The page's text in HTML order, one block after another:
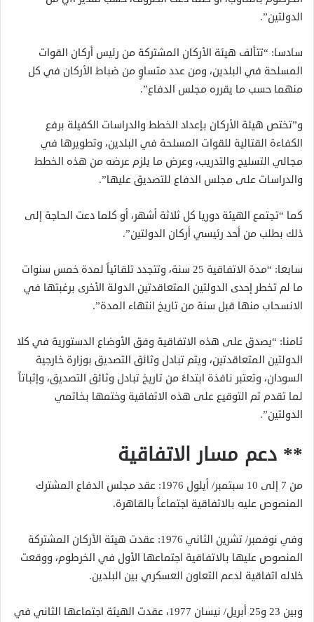
الدولتين”.
سادسا: “تتألف هيئة الأركان المشتركة من رئيس أركان القوات
المسلحة في البلدين، ومن عدد متساوٍ من ضباط الأركان في كل
منهما حسب ما يقرره مجلس الدفاع”.
و”تختص هيئة الأركان بإعداد الخطط والدراسات الكفيلة برفع
الكفاءة القتالية للقوات المسلحة في البلدين، وتطويرها في
مجالي التسليح والتدريب، وعرض ما يلزم عرضه من هذه الخطط
والدراسات على مجلس الدفاع للتصديق عليها”.
كما “تجتمع الهيئة دوريا كل ثلاثة أشهر، أو كلما دعت الحاجة إلى
ذلك بطلب من أحد رئيسي أركان الدولتين”.
سابعا: “مدة الاتفاقية 25 سنة، وتتجدد تلقائياً لمدة خمس سنوات
ما لم تخطر إحدى الدولتين المتعاقدتين الدولة الأخرى برغبتها في
الانسحاب منها قبل سنة من تاريخ انتهاء المدة”.
ثامنا: “يصدق على هذه الاتفاقية وفق الأوضاع الدستورية في كلا
الدولتين المتعاقدتين، ويتم تبادل وثائق التصديق بوزارة خارجية
السودان، وتعتبر نافذة ابتداءً من تاريخ تبادل وثائق التصديق، وإثباتاً
لما تقدم تم التوقيع على هذه الاتفاقية وختمها بخاتمي
الدولتين”.
** دعم مسار الاتفاقية
من 7 إلى 10 سبتمبر/ أيلول 1976: عقد مجلس الدفاع المشترك
المنصوص عليه بالاتفاقية اجتماعاً بالقاهرة.
وفي نوفمبر/ تشرين الثاني 1976: عقدت هيئة الأركان المشتركة
المنصوص عليها بالاتفاقية اجتماعها الأول في الخرطوم، ووقعت
خلاله اتفاقية لدعم التعاون العسكري بين البلدين.
وبين 23 و25 أبريل/ نيسان 1977، عقدت الهيئة اجتماعها الثاني في